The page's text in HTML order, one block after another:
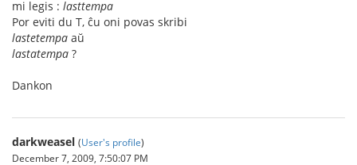
mi legis : lasttempa
Por eviti du T, ĉu oni povas skribi
lastetempa aŭ
lastatempa ?
Dankon
darkweasel (User's profile)
December 7, 2009, 7:50:07 PM